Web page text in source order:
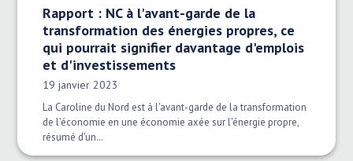
Rapport : NC à l'avant-garde de la
transformation des énergies propres, ce
qui pourrait signifier davantage d'emplois
et d'investissements
Date publiée:
19 janvier 2023
La Caroline du Nord est à l'avant-garde de la transformation
de l'économie en une économie axée sur l'énergie propre,
résumé d'un…